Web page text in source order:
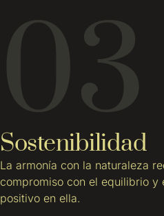
03
Sostenibilidad
La armonía con la naturaleza
compromiso con el equilibrio y
positivo en ella.